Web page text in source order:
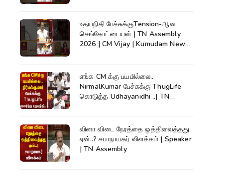
உதயநிதி பேச்சுக்குTension-ஆன
செங்கோட்டையன் | TN Assembly
2026 | CM Vijay | Kumudam News |
எங்க CM க்கு பயமில்லை..
NirmalKumar பேச்சுக்கு ThugLife
கொடுத்த Udhayanidhi ..| TN
வினா விடை நேரத்தை ஒத்திவைத்தது
ஏன்..? சபாநாயகர் விளக்கம் | Speaker
| TN Assembly